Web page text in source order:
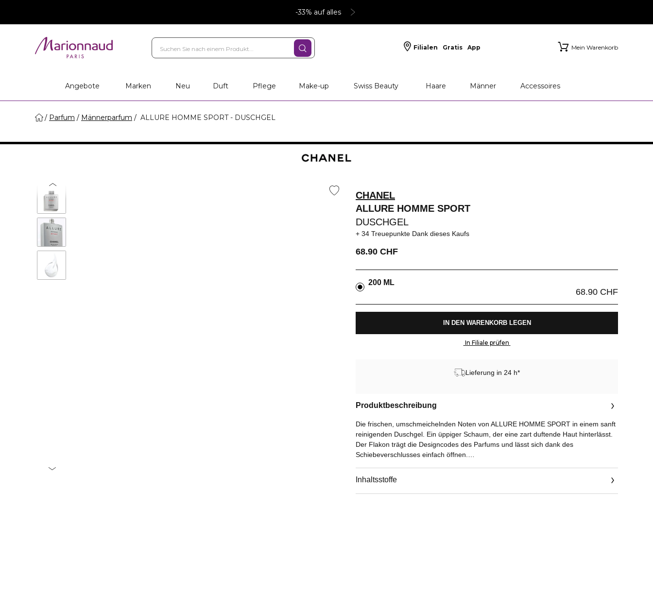
-33% auf alles
Filialen Gratis App Mein Warenkorb
Angebote Marken Neu Duft Pflege Make-up Swiss Beauty Haare Männer Accessoires
Parfum Männerparfum ALLURE HOMME SPORT - DUSCHGEL
CHANEL
ALLURE HOMME SPORT
DUSCHGEL
34 Treuepunkte Dank dieses Kaufs
68.90 CHF
200 ML
68.90 CHF
Lieferung in 24 h*
Produktbeschreibung
Die frischen, umschmeichelnden Noten von ALLURE HOMME SPORT in einem sanft
reinigenden Duschgel. Ein üppiger Schaum, der eine zart duftende Haut hinterlässt.
Der Flakon trägt die Designcodes des Parfums und lässt sich dank des
Schiebeverschlusses einfach öffnen.
Das Duschgel ist für Körper und Haar geeignet.
Zusammen mit dem kompletten Duftritual für das Bad und die Körperpflege verstärkt
es die Aura des Dufts ALLURE HOMME SPORT.
Inhaltsstoffe